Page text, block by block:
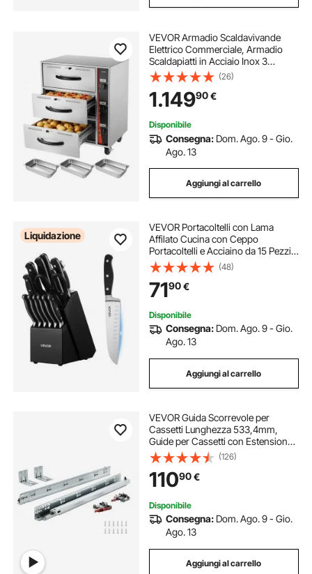
VEVOR Armadio Scaldavivande
Elettrico Commerciale, Armadio
Scaldapiatti in Acciaio Inox 3
Cassetti, Intervallo di Temperatura
30-85 °C, per Ristorante, Buffet di
Hotel, Panetterie, Catering
(26)
1.14990€
Disponibile
Consegna: Dom. Ago. 9 - Gio.
Ago. 13
Aggiungi al carrello
Liquidazione
VEVOR Portacoltelli con Lama
Affilato Cucina con Ceppo
Portacoltelli e Acciaino da 15 Pezzi
in Acciaio Inossidabile ad Alto
Tenore di Carbonio, Coltello da
Cucina con Manico Resistente alla
Rottura
(48)
7190€
Disponibile
Consegna: Dom. Ago. 9 - Gio.
Ago. 13
Aggiungi al carrello
VEVOR Guida Scorrevole per
Cassetti Lunghezza 533,4mm,
Guide per Cassetti con Estensione
Carico max. 45,4kg, Guida
Cassetto Estraibile Laterale in
Acciaio al Carbonio, Set di Guida
Cassetti 10 Pezzi
(126)
11090€
Disponibile
Consegna: Dom. Ago. 9 - Gio.
Ago. 13
Aggiungi al carrello